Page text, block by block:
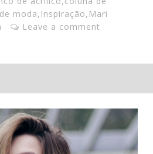
moda, Inspiração, Mari
Leave a comment